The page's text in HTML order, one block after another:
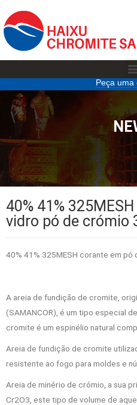
Peça uma
40% 41%
vidro pó de crómio
40% 41% 325MESH corante em
A areia de fundição de cromite,
(SAMANCOR), é um tipo especial
cromite é um espinélio natural
Areia de fundição de cromite
resistente ao fogo para moldes e
Areia de minério de crómio, a sua
Cr2O3, este tipo de volume de